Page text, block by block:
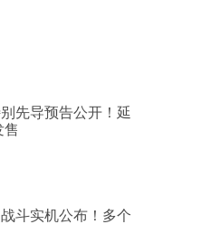
别先导预告公开！延
战斗实机公布！多个